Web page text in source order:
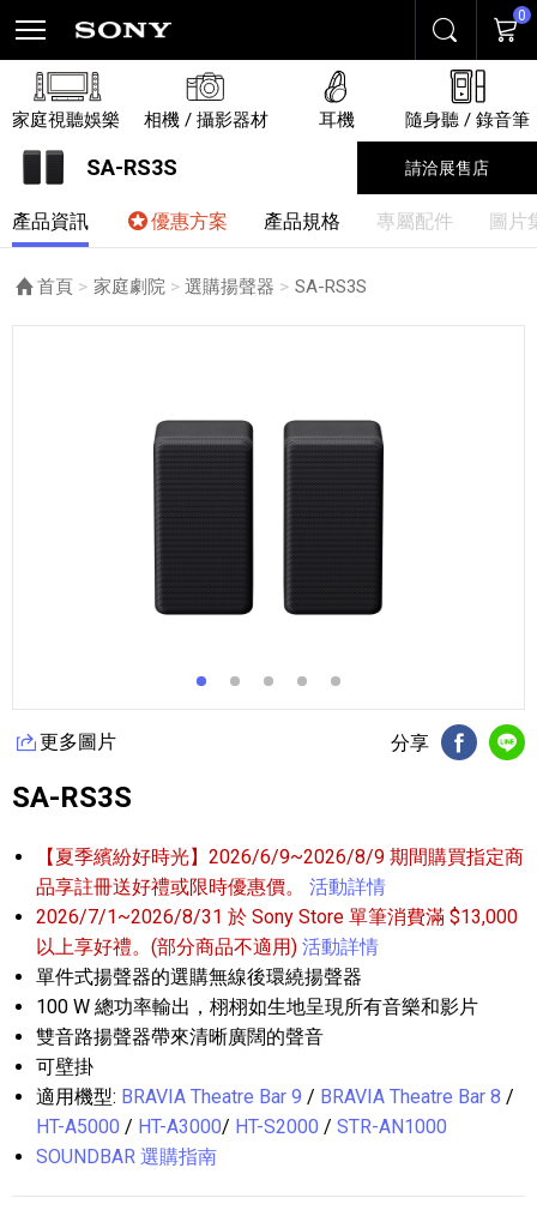
搜尋 購物
0
家庭視聽娛樂 相機 / 攝影器材 耳機 隨身聽 / 錄音筆
SA-RS3S 請洽展售店
產品資訊 優惠方案 產品規格 專屬配件 圖片
首頁 家庭劇院 選購揚聲器 目前頁面：
SA-RS3S
更多圖片 分享
FB分享
SA-RS3S
【夏季繽紛好時光】2026/6/9~2026/8/9 期間購買指定商
品享註冊送好禮或限時優惠價。
活動詳情
2026/7/1~2026/8/31 於 Sony Store 單筆消費滿 $13,000
以上享好禮。(部分商品不適用) 活動詳情
單件式揚聲器的選購無線後環繞揚聲器
100 W 總功率輸出，栩栩如生地呈現所有音樂和影片
雙音路揚聲器帶來清晰廣闊的聲音
可壁掛
適用機型: BRAVIA Theatre Bar 9 / BRAVIA Theatre Bar 8 /
HT-A5000 / HT-A3000/ HT-S2000 / STR-AN1000
SOUNDBAR 選購指南